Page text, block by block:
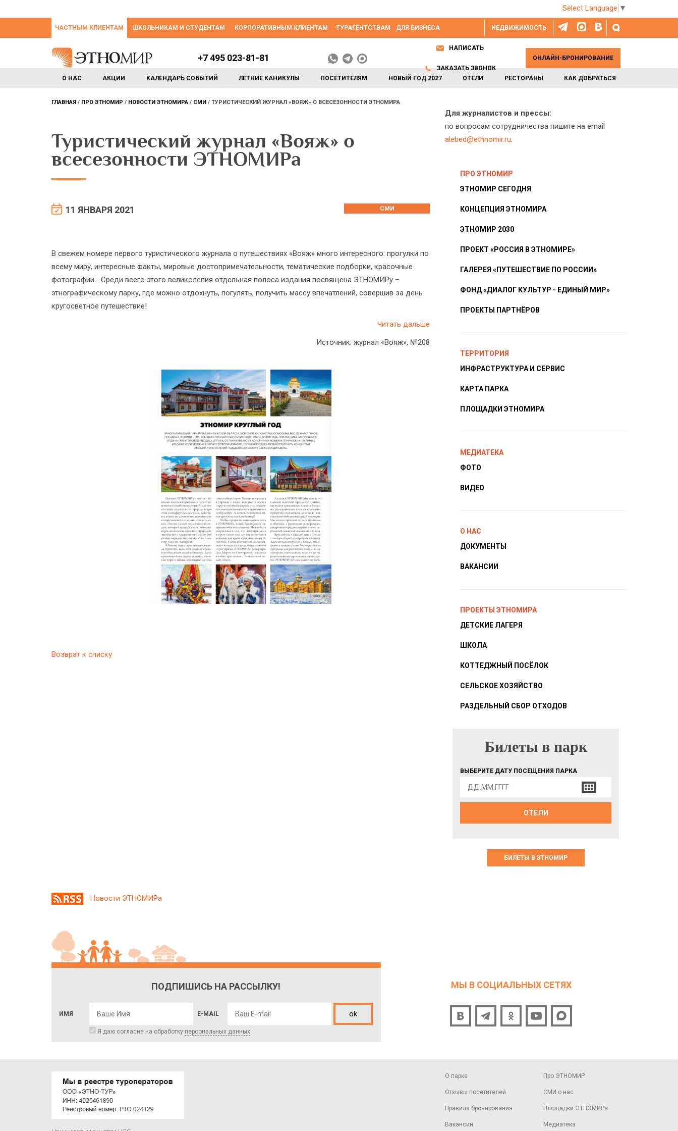
Select Language ▼
НЕДВИЖИМОСТЬ
ЧАСТНЫМ КЛИЕНТАМ ШКОЛЬНИКАМ И СТУДЕНТАМ КОРПОРАТИВНЫМ КЛИЕНТАМ ТУРАГЕНТСТВАМ ДЛЯ БИЗНЕСА
О НАС АКЦИИ КАЛЕНДАРЬ СОБЫТИЙ ЛЕТНИЕ КАНИКУЛЫ ПОСЕТИТЕЛЯМ НОВЫЙ ГОД 2027 ОТЕЛИ РЕСТОРАНЫ КАК ДОБРАТЬСЯ
+7 495 023-81-81
НАПИСАТЬ
ЗАКАЗАТЬ ЗВОНОК
ОНЛАЙН-БРОНИРОВАНИЕ
ГЛАВНАЯ ПРО ЭТНОМИР НОВОСТИ ЭТНОМИРА СМИ ТУРИСТИЧЕСКИЙ ЖУРНАЛ «ВОЯЖ» О ВСЕСЕЗОННОСТИ ЭТНОМИРА
Туристический журнал «Вояж» о
всесезонности ЭТНОМИРа
11 ЯНВАРЯ 2021 СМИ
В свежем номере первого туристического журнала о путешествиях «Вояж» много интересного: прогулки по
всему миру, интересные факты, мировые достопримечательности, тематические подборки, красочные
фотографии… Среди всего этого великолепия отдельная полоса издания посвящена ЭТНОМИРу –
этнографическому парку, где можно отдохнуть, погулять, получить массу впечатлений, совершив за день
кругосветное путешествие!
Читать дальше
Источник: журнал «Вояж», №208
Возврат к списку
Для журналистов и прессы:
по вопросам сотрудничества пишите на email
alebed@ethnomir.ru.
ПРО ЭТНОМИР
ЭТНОМИР СЕГОДНЯ
КОНЦЕПЦИЯ ЭТНОМИРА
ЭТНОМИР 2030
ПРОЕКТ «РОССИЯ В ЭТНОМИРЕ»
ГАЛЕРЕЯ «ПУТЕШЕСТВИЕ ПО РОССИИ»
ФОНД «ДИАЛОГ КУЛЬТУР - ЕДИНЫЙ МИР»
ПРОЕКТЫ ПАРТНЁРОВ
ТЕРРИТОРИЯ
ИНФРАСТРУКТУРА И СЕРВИС
КАРТА ПАРКА
ПЛОЩАДКИ ЭТНОМИРА
МЕДИАТЕКА
ФОТО
ВИДЕО
О НАС
ДОКУМЕНТЫ
ВАКАНСИИ
ПРОЕКТЫ ЭТНОМИРА
ДЕТСКИЕ ЛАГЕРЯ
ШКОЛА
КОТТЕДЖНЫЙ ПОСЁЛОК
СЕЛЬСКОЕ ХОЗЯЙСТВО
РАЗДЕЛЬНЫЙ СБОР ОТХОДОВ
БИЛЕТЫ В ПАРК
Билеты в парк
ВЫБЕРИТЕ ДАТУ ПОСЕЩЕНИЯ ПАРКА
ОТЕЛИ
БИЛЕТЫ В ЭТНОМИР
Новости ЭТНОМИРа
ПОДПИШИСЬ НА РАССЫЛКУ!
ИМЯ E-MAIL ok
Я даю согласие на обработку персональных данных
МЫ В СОЦИАЛЬНЫХ СЕТЯХ
О парке
Отзывы посетителей
Правила бронирования
Вакансии
Про ЭТНОМИР
СМИ о нас
Площадки ЭТНОМИРа
Медиатека